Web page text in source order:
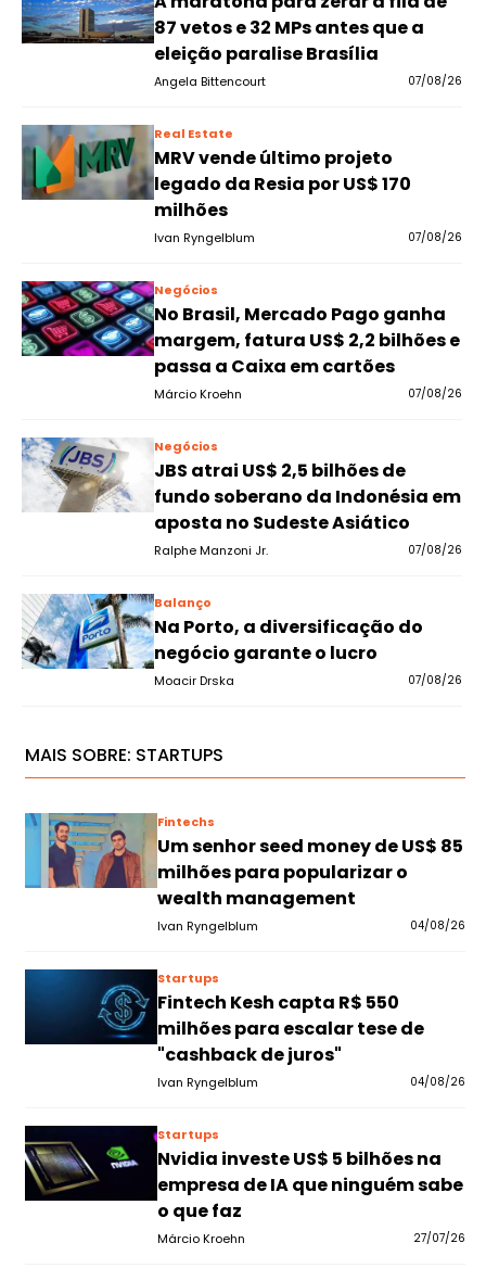
87 vetos e 32 MPs antes que a
eleição paralise Brasília
Angela Bittencourt 07/08/26
Real Estate
MRV vende último projeto
legado da Resia por US$ 170
milhões
Ivan Ryngelblum 07/08/26
Negócios
No Brasil, Mercado Pago ganha
margem, fatura US$ 2,2 bilhões e
passa a Caixa em cartões
Márcio Kroehn 07/08/26
Negócios
JBS atrai US$ 2,5 bilhões de
fundo soberano da Indonésia em
aposta no Sudeste Asiático
Ralphe Manzoni Jr. 07/08/26
Balanço
Na Porto, a diversificação do
negócio garante o lucro
Moacir Drska 07/08/26
MAIS SOBRE: STARTUPS
Fintechs
Um senhor seed money de US$ 85
milhões para popularizar o
wealth management
Ivan Ryngelblum 04/08/26
Startups
Fintech Kesh capta R$ 550
milhões para escalar tese de
"cashback de juros"
Ivan Ryngelblum 04/08/26
Startups
Nvidia investe US$ 5 bilhões na
empresa de IA que ninguém sabe
o que faz
Márcio Kroehn 27/07/26